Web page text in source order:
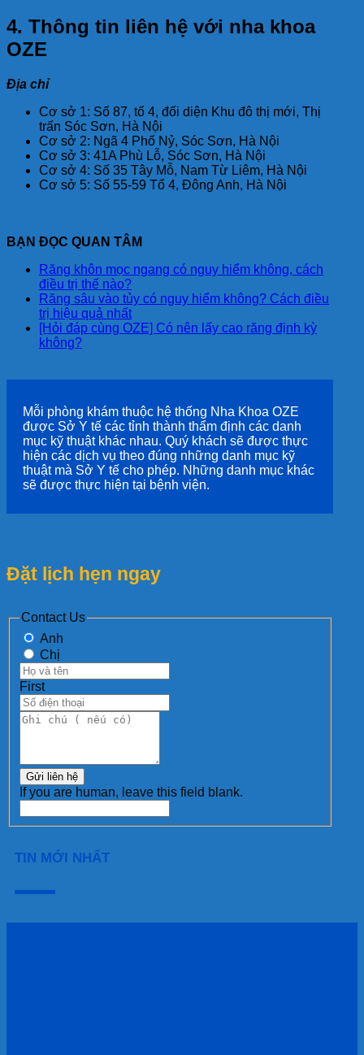
4. Thông tin liên hệ với nha khoa
OZE
Địa chỉ
Cơ sở 1: Số 87, tổ 4, đối diện Khu đô thị mới, Thị
trấn Sóc Sơn, Hà Nội
Cơ sở 2: Ngã 4 Phố Nỷ, Sóc Sơn, Hà Nội
Cơ sở 3: 41A Phù Lỗ, Sóc Sơn, Hà Nội
Cơ sở 4: Số 35 Tây Mỗ, Nam Từ Liêm, Hà Nội
Cơ sở 5: Số 55-59 Tổ 4, Đông Anh, Hà Nội
BẠN ĐỌC QUAN TÂM
Răng khôn mọc ngang có nguy hiểm không, cách
điều trị thế nào?
Răng sâu vào tủy có nguy hiểm không? Cách điều
trị hiệu quả nhất
[Hỏi đáp cùng OZE] Có nên lấy cao răng định kỳ
không?
Mỗi phòng khám thuộc hệ thống Nha Khoa OZE
được Sở Y tế các tỉnh thành thẩm định các danh
mục kỹ thuật khác nhau. Quý khách sẽ được thực
hiện các dịch vụ theo đúng những danh mục kỹ
thuật mà Sở Y tế cho phép. Những danh mục khác
sẽ được thực hiện tại bệnh viện.
Đặt lịch hẹn ngay
Contact Us
Anh
Chị
First
Gửi liên hệ
If you are human, leave this field blank.
TIN MỚI NHẤT